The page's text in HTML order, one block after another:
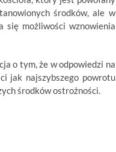
środków, ale w
się możliwości wznowienia
o tym, że w odpowiedzi na
jak najszybszego powrotu
środków ostrożności.